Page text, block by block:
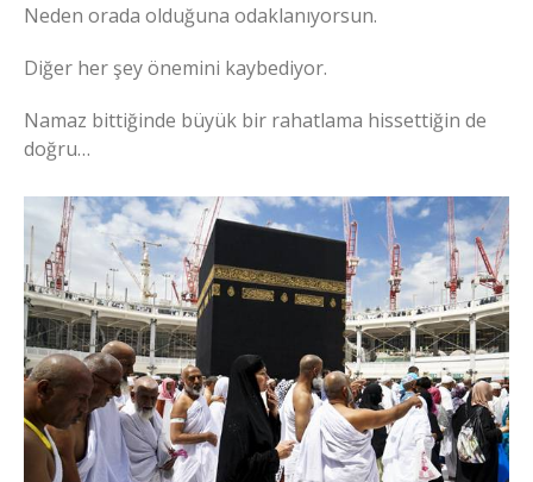
Neden orada olduğuna odaklanıyorsun.
Diğer her şey önemini kaybediyor.
Namaz bittiğinde büyük bir rahatlama hissettiğin de
doğru…